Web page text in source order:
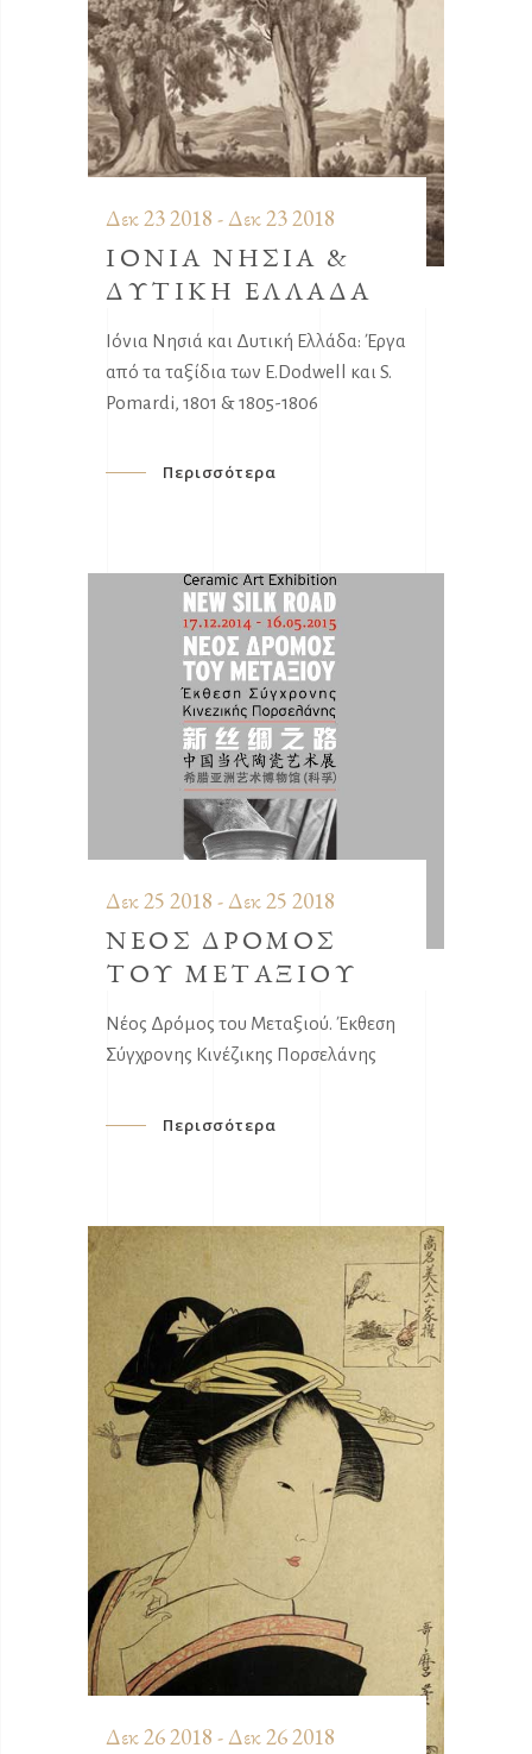
Δεκ 23 2018 - Δεκ 23 2018
ΙΟΝΙΑ ΝΗΣΙΑ &
ΔΥΤΙΚΗ ΕΛΛΑΔΑ
Ιόνια Νησιά και Δυτική Ελλάδα: Έργα
από τα ταξίδια των E.Dodwell και S.
Pomardi, 1801 & 1805-1806
Περισσότερα
Δεκ 25 2018 - Δεκ 25 2018
ΝΕΟΣ ΔΡΟΜΟΣ
ΤΟΥ ΜΕΤΑΞΙΟΥ
Νέος Δρόμος του Μεταξιού. Έκθεση
Σύγχρονης Κινέζικης Πορσελάνης
Περισσότερα
Δεκ 26 2018 - Δεκ 26 2018